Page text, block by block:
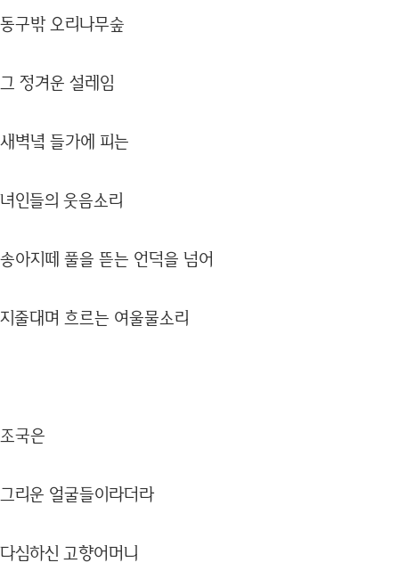
동구밖 오리나무숲
그 정겨운 설레임
새벽녘 들가에 피는
녀인들의 웃음소리
송아지떼 풀을 뜯는 언덕을 넘어
지줄대며 흐르는 여울물소리
조국은
그리운 얼굴들이라더라
다심하신 고향어머니